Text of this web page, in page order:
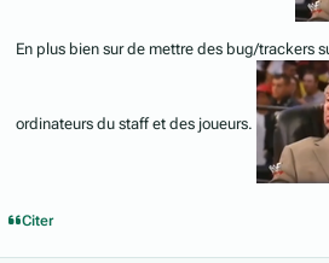
En plus bien sur de mettre des bug/trackers
ordinateurs du staff et des joueurs.
Citer